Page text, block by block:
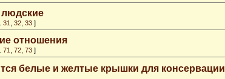
людские
31 32 33 ]
отношения
71 72 73 ]
белые и желтые крышки для консервации